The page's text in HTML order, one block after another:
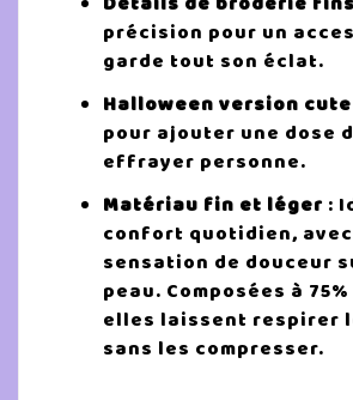
précision pour un
garde tout son éclat.
Halloween version cute
pour ajouter une dose
effrayer personne.
Matériau fin et léger :
confort quotidien,
sensation de douceur
peau. Composées à
elles laissent respirer
sans les compresser.